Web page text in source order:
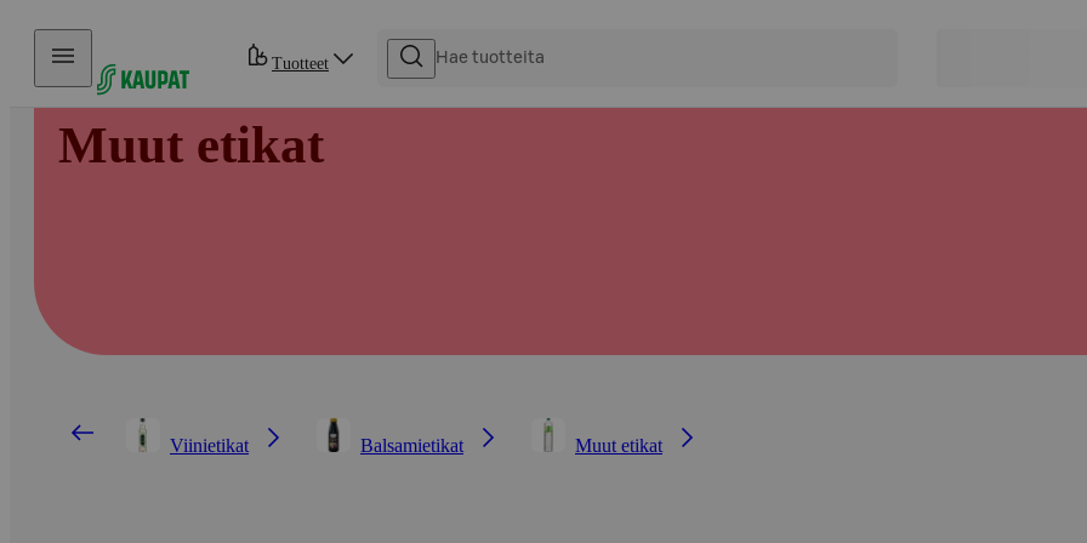
Hyppää sisältöön
Tuotteet
Muut etikat
Viinietikat Balsamietikat Muut etikat